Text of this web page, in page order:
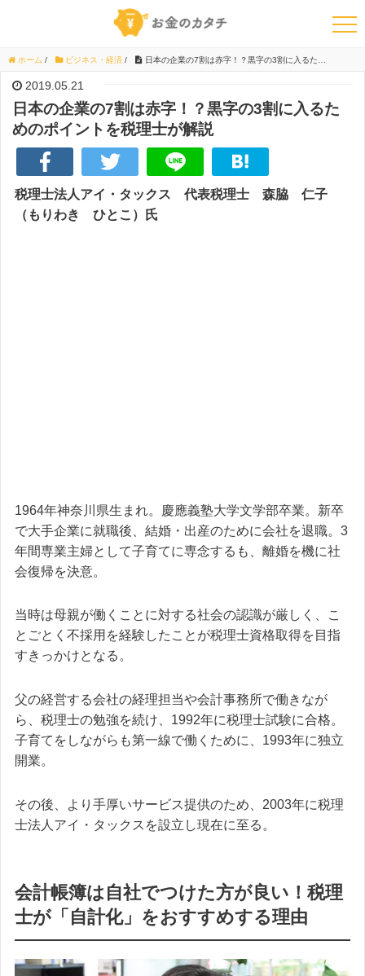
ホーム / ビジネス・経済 / 日本の企業の7割は赤字！？黒字の3割に入るためのポイントを税理士が解説
2019.05.21
日本の企業の7割は赤字！？黒字の3割に入るた
めのポイントを税理士が解説
税理士法人アイ・タックス 代表税理士 森脇 仁子
（もりわき ひとこ）氏
1964年神奈川県生まれ。慶應義塾大学文学部卒業。新卒
で大手企業に就職後、結婚・出産のために会社を退職。3
年間専業主婦として子育てに専念するも、離婚を機に社
会復帰を決意。
当時は母親が働くことに対する社会の認識が厳しく、こ
とごとく不採用を経験したことが税理士資格取得を目指
すきっかけとなる。
父の経営する会社の経理担当や会計事務所で働きなが
ら、税理士の勉強を続け、1992年に税理士試験に合格。
子育てをしながらも第一線で働くために、1993年に独立
開業。
その後、より手厚いサービス提供のため、2003年に税理
士法人アイ・タックスを設立し現在に至る。
会計帳簿は自社でつけた方が良い！税理
士が「自計化」をおすすめする理由